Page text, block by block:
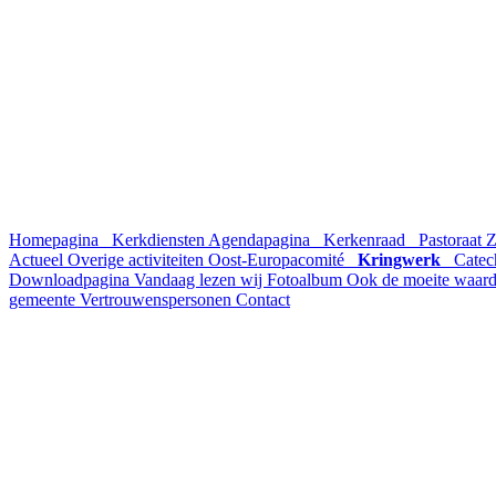
Homepagina Kerkdiensten Agendapagina Kerkenraad Pastoraat
Actueel Overige activiteiten Oost-Europacomité Kringwerk
Downloadpagina Vandaag lezen wij Fotoalbum Ook de moeite
gemeente Vertrouwenspersonen Contact